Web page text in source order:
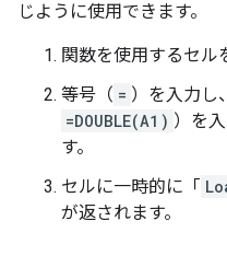
じように使用できます。
関数を使用するセル
等号（ = ）を入力し
=DOUBLE(A1) ）を
す。
セルに一時的に「
が返されます。